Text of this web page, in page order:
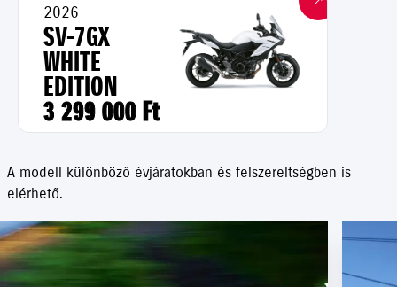
2026
SV-7GX
WHITE
EDITION
3 299 000 Ft
A modell különböző évjáratokban és felszereltségben is
elérhető.